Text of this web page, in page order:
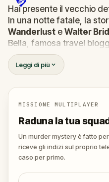
Hai presente il vecchio
In una notte fatale, la
Wanderlust e Walter
Bella, famosa travel
durante un tour a caccia
teatrale Percy Shadows.
verità.
È stato Walter,
turistica con un debole
🔎Raccogli indizi,
smaschera il vero
ancora. Assicurati di
di mano per annotare
Leggi di più
MISSIONE MULTIPLAYER
Raduna la tua
Un murder mystery è fatto
riceve gli indizi sul proprio
caso per primo.